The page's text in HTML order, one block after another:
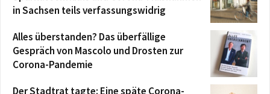
in Sachsen teils verfassungswidrig
Alles überstanden? Das überfällige
Gespräch von Mascolo und Drosten zur
Corona-Pandemie
Der Stadtrat tagte: Eine späte Corona-